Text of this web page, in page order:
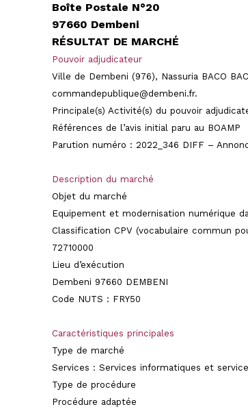
Boîte Postale N°20
97660 Dembeni
RÉSULTAT DE MARCHÉ
Pouvoir adjudicateur
Ville de Dembeni (976), Nassuria BACO
commandepublique@dembeni.fr.
Principale(s) Activité(s) du pouvoir
Références de l’avis initial paru au BOAMP
Parution numéro : 2022_346 DIFF –
Description du marché
Objet du marché
Equipement et modernisation numérique
Classification CPV (vocabulaire commun
72710000
Lieu d’exécution
Dembeni 97660 DEMBENI
Code NUTS : FRY50
Caractéristiques principales
Type de marché
Services : Services informatiques et
Type de procédure
Procédure adaptée